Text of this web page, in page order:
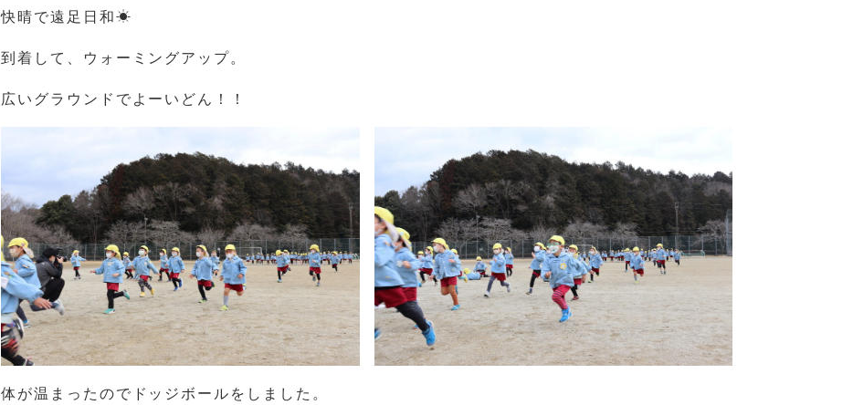
快晴で遠足日和☀
到着して、ウォーミングアップ。
広いグラウンドでよーいどん！！
体が温まったのでドッジボールをしました。